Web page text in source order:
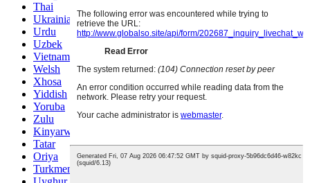
Thai
Ukrainian
Urdu
Uzbek
Vietnamese
Welsh
Xhosa
Yiddish
Yoruba
Zulu
Kinyarwanda
Tatar
Oriya
Turkmen